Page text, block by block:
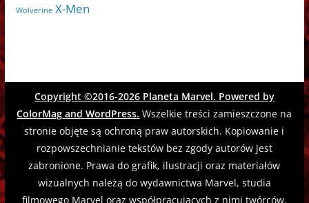
Wolverine X-Men
Copyright ©2016-2026 Planeta Marvel. Powered by
ColorMag andWordPress. Wszelkie treści zamieszczone na
stronie objęte są ochroną praw autorskich. Kopiowanie i
rozpowszechnianie tekstów bez zgody autorów jest
zabronione. Prawa do grafik, ilustracji oraz materiałów
wizualnych należą do wydawnictwa Marvel, studia
filmowego Marvel oraz współpracujących z nimi twórców.